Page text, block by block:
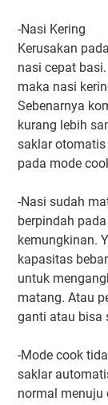
-Nasi Kering
Kerusakan
nasi cepat
maka nasi
Sebenarnya
kurang lebih
saklar
pada mode
-Nasi sudah
berpindah
kemungkinan.
kapasitas
untuk
matang. Atau
ganti atau bisa
-Mode cook
saklar
normal menuju